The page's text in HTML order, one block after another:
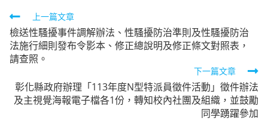
Read
more
articles
上一篇文章
檢送性騷擾事件調解辦法、性騷擾防治準則及性騷擾防治
法施行細則發布令影本、修正總說明及修正條文對照表，
請查照。
下一篇文章
彰化縣政府辦理「113年度N型特派員徵件活動」徵件辦法
及主視覺海報電子檔各1份，轉知校內社團及組織，並鼓勵
同學踴躍參加